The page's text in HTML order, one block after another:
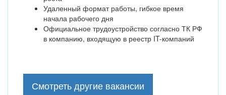
Удаленный формат работы, гибкое время
начала рабочего дня
Официальное трудоустройство согласно ТК РФ
в компанию, входящую в реестр IT-компаний
Смотреть другие вакансии